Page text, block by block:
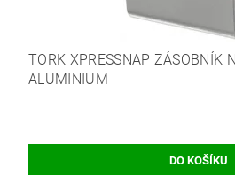
TORK XPRESSNAP ZÁSOBNÍK
ALUMINIUM